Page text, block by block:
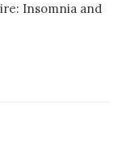
Insomnia and